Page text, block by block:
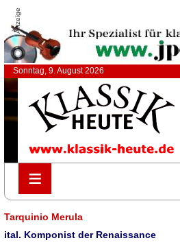
Anzeige
Sonntag, 9. August 2026
≡
≡
Tarquinio Merula
ital. Komponist der Renaissance